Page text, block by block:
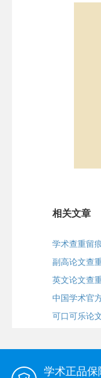
相关文章
学术查重留
副高论文查
英文论文查
中国学术官
可口可乐论
学术正品保